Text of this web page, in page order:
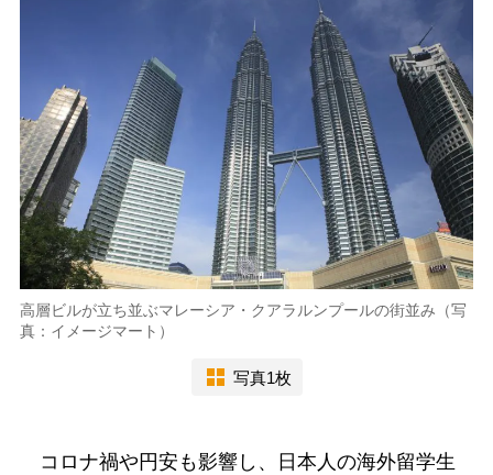
高層ビルが立ち並ぶマレーシア・クアラルンプールの街並み（写
真：イメージマート）
写真1枚
コロナ禍や円安も影響し、日本人の海外留学生